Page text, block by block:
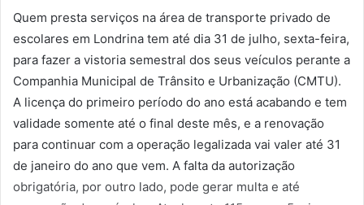
Quem presta serviços na área de transporte privado de
escolares em Londrina tem até dia 31 de julho, sexta-feira,
para fazer a vistoria semestral dos seus veículos perante a
Companhia Municipal de Trânsito e Urbanização (CMTU).
A licença do primeiro período do ano está acabando e tem
validade somente até o final deste mês, e a renovação
para continuar com a operação legalizada vai valer até 31
de janeiro do ano que vem. A falta da autorização
obrigatória, por outro lado, pode gerar multa e até